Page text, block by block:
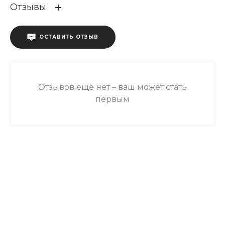
Отзывы
ОСТАВИТЬ ОТЗЫВ
Отзывов ещё нет – ваш может стать
первым